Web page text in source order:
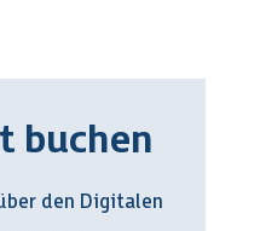
buchen
den Digitalen